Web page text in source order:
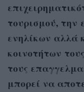
τουρισμού, την
ενηλίκων αλλά
κοινοτήτων
τους
μπορεί να